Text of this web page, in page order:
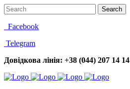
Facebook
Telegram
Довідкова лінія: +38 (044) 207 14 14